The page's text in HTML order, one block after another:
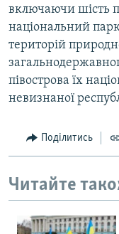
включаючи шість
національний
територій
півострова їх
невизнаної
Поділитись
Читайте